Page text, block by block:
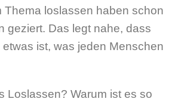
Thema loslassen haben schon
geziert. Das legt nahe, dass
ist, was jeden Menschen
Loslassen? Warum ist es so